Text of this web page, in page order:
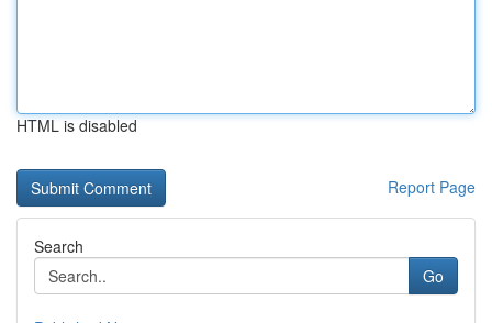
HTML is disabled
Report Page
Search
Go